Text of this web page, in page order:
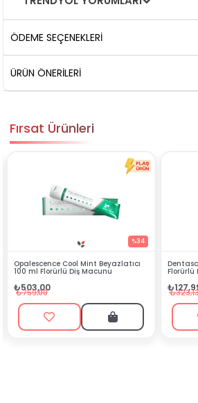
ÖDEME SEÇENEKLERI
ÜRÜN ÖNERILERI
Fırsat Ürünleri
Beyazlatıcı Dentasave Klorhex Yoğun Bakım
Florürlü Diş Macunu 75 ml